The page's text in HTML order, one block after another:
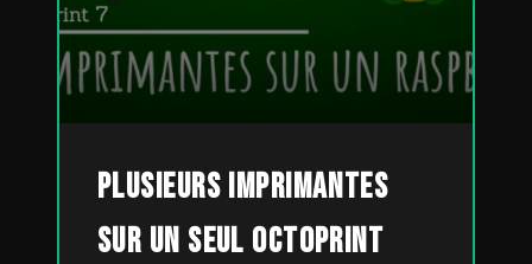
Plusieurs imprimantes
sur un seul Octoprint